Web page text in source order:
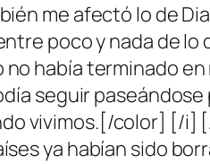
me afectó lo de
poco y nada de
no había terminado
seguir
vivimos.[/color] [/i]
ya habían sido